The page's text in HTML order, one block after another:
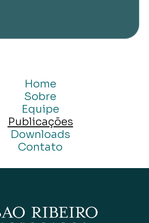
Home
Sobre
Equipe
Publicações
Downloads
Contato